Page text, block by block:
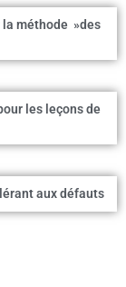
la méthode »des
les leçons de
aux défauts